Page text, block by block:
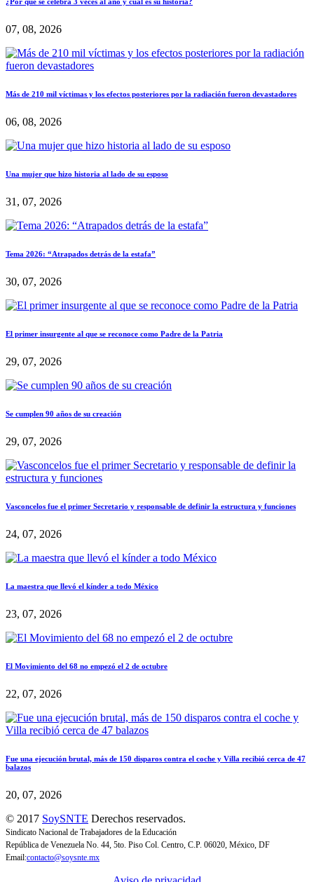
07, 08, 2026
Más de 210 mil víctimas y los efectos posteriores por la radiación fueron devastadores
06, 08, 2026
Una mujer que hizo historia al lado de su esposo
31, 07, 2026
Tema 2026: “Atrapados detrás de la estafa”
30, 07, 2026
El primer insurgente al que se reconoce como Padre de la Patria
29, 07, 2026
Se cumplen 90 años de su creación
29, 07, 2026
Vasconcelos fue el primer Secretario y responsable de definir la estructura y funciones
24, 07, 2026
La maestra que llevó el kínder a todo México
23, 07, 2026
El Movimiento del 68 no empezó el 2 de octubre
22, 07, 2026
Fue una ejecución brutal, más de 150 disparos contra el coche y Villa recibió cerca de 47
balazos
20, 07, 2026
© 2017 SoySNTE Derechos reservados.
Sindicato Nacional de Trabajadores de la Educación
República de Venezuela No. 44, 5to. Piso Col. Centro, C.P. 06020, México, DF
Email:contacto@soysnte.mx